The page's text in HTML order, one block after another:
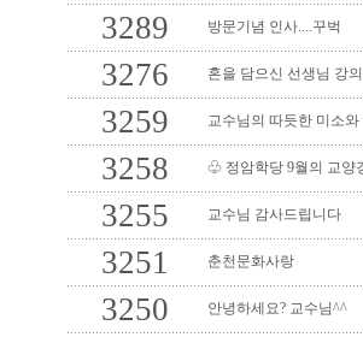
3289 방문기념 인사....꾸벅
3276 혼을 담으신 선생님 강
3259 교수님의 따듯한 미소
3258 ♧ 정암학당 9월의 교양
3255 교수님 감사드립니다
3251 춘천문화사랑
3250 안녕하세요? 교수님^^